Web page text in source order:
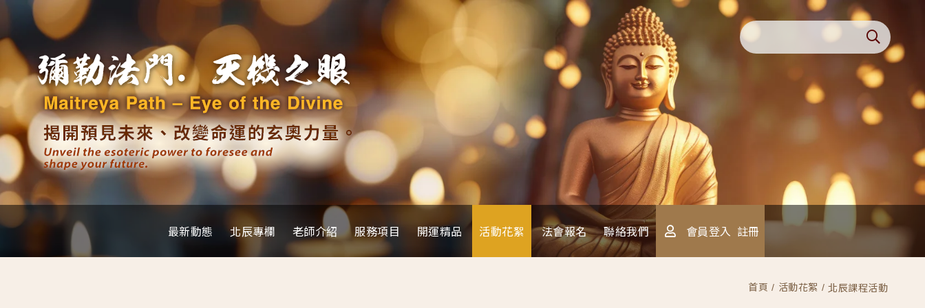
最新動態 北辰專欄 老師介紹 服務項目 開運精品 活動花絮 法會報名 聯絡我們 會員登入 註冊
首頁 活動花絮 北辰課程活動